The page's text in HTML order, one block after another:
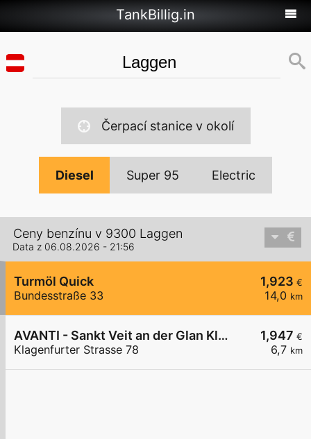
TankBillig.in
Čerpací stanice v okolí
Diesel Super 95 Electric
Ceny benzínu v 9300 Laggen
Data z 06.08.2026 - 21:56
1,923 €
14,0 km
Turmöl Quick
Bundesstraße 33
1,947 €
6,7 km
AVANTI - Sankt Veit an der Glan Klagenfurter Straße 78
Klagenfurter Strasse 78